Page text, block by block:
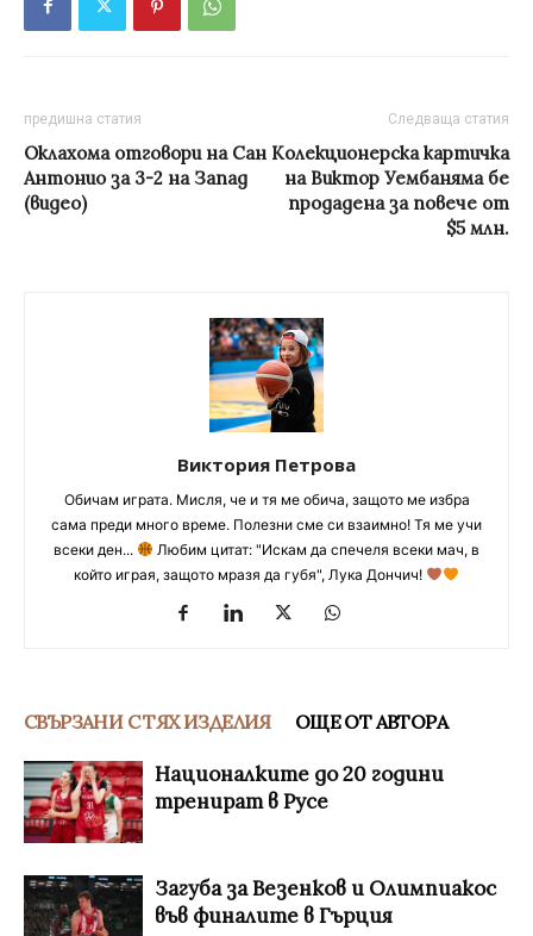
предишна статия
Оклахома отговори на Сан
Антонио за 3-2 на Запад
(видео)
Следваща статия
Колекционерска картичка
на Виктор Уембаняма бе
продадена за повече от
$5 млн.
Виктория Петрова
Обичам играта. Мисля, че и тя ме обича, защото ме избра
сама преди много време. Полезни сме си взаимно! Тя ме учи
всеки ден...
Любим цитат: "Искам да спечеля всеки мач, в
който играя, защото мразя да губя", Лука Дончич!
СВЪРЗАНИ С ТЯХ ИЗДЕЛИЯ ОЩЕ ОТ АВТОРА
Националките до 20 години
тренират в Русе
Загуба за Везенков и Олимпиакос
във финалите в Гърция